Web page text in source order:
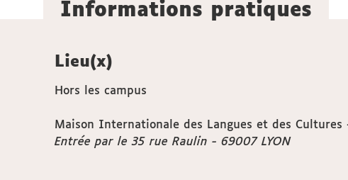
Informations pratiques
Lieu(x)
Hors les campus
Maison Internationale des Langues et des Cultures
Entrée par le 35 rue Raulin - 69007 LYON